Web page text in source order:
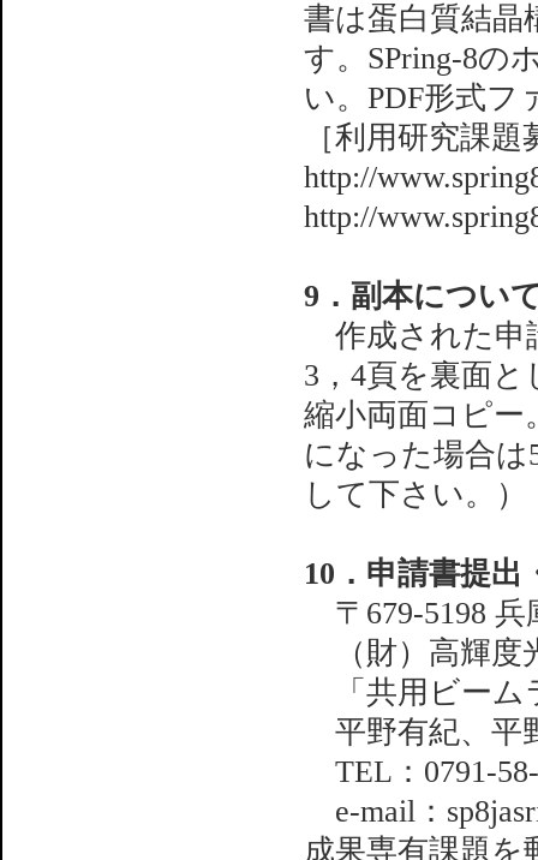
書は蛋白質結晶
す。SPring-8の
い。PDF形式フ
［利用研究課
http://
http://
9．副本につい
作成された申
3，4頁を裏面
縮小両面コピー
になった場合
して下さい。）
10．申請書提
〒679-5198 兵
（財）高輝度
「共用ビーム
平野有紀、平
TEL：0791-
e-mail：
成果専有課題